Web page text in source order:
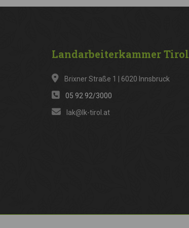
LandarbeiterkammerTirol
Brixner Straße 1 | 6020 Innsbruck
05 92 92/3000
lak@lk-tirol.at